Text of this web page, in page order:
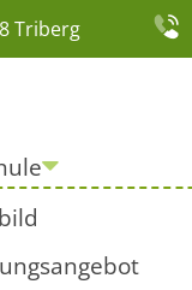
Triberg